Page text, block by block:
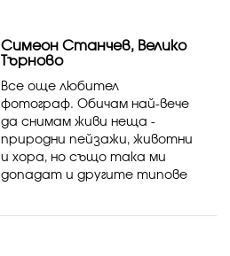
Симеон Станчев, Велико
Търново
Все още любител
фотограф. Обичам най-вече
да снимам живи неща -
природни пейзажи, животни
и хора, но също така ми
допадат и другите типове